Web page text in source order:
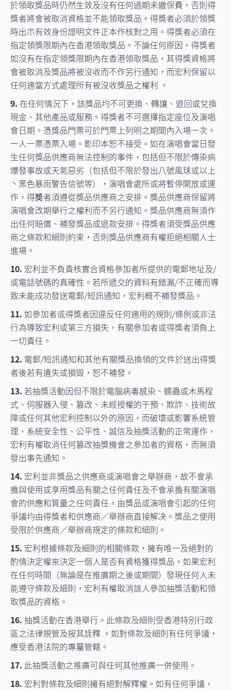
於領取獎品時仍然生效及沒有任何過期未繳保費，否則得
獎者將會被取消資格並不能領取獎品。得獎者必須於領獎
時出示有效身份證明文件正本作核對之用。得獎者必須在
指定領獎限期內在香港領取獎品。不論任何原因，得獎者
如沒有在指定領獎限期內在香港領取獎品，其得獎資格將
會被取消及獎品將被沒收而不作另行通知，而宏利保留以
任何適當方式處理所有被沒收獎品之權利 。
9. 在任何情況下，該獎品均不可更換、轉讓、退回或兌換
現金、其他產品或服務。得獎者不可選擇指定座位及演唱
會日期。憑獎品門票可於門票上列明之期間內入場一次。
一人一票憑票入場。影印本恕不接受。如在演唱會當日發
生任何獎品供應商無法控制的事件，包括但不限於傳染病
爆發事故或天氣惡劣（包括但不限於發出八號風球或以上
丶黑色暴雨警告信號等），演唱會處所或將暫停開放或運
作，得奬者須遵從獎品供應商之安排。獎品供應商保留將
演唱會改期舉行之權利而不另行通知。獎品供應商無須作
出任何賠償、補發獎品或退款安排。得獎者須受獎品供應
商之條款和細則約束，否則獎品供應商有權拒絕相關人士
進場。
10. 宏利並不負責核實合資格參加者所提供的電郵地址及/
或電話號碼的真確性。若所遞交的資料有錯漏/不正確而導
致未能成功發送電郵/短訊通知，宏利概不補發獎品。
11. 如參加者或得獎者因違反任何適用的規則/條例或非法
行為導致宏利或第三方損失，有關參加者或得獎者須負上
一切責任。
12. 電郵/短訊通知和其他有關獎品換領的文件於送出得獎
者後若有遺失或損毀，恕不補發。
13. 若抽獎活動因但不限於電腦病毒感染、蠕蟲或木馬程
式、伺服器入侵、篡改、未經授權的干預、欺詐、技術故
障或任何其他宏利控制以外的原因，而破壞或影響系統管
理、系統安全性、公平性、誠信及抽獎活動的正常運作，
宏利有權取消任何篡改抽獎機會之參加者的資格，而無須
發出事先通知。
14. 宏利並非獎品之供應商或演唱會之舉辦商，故不會承
擔與使用或享用獎品有關之任何責任及不會承擔有關演唱
會的供應和質量之任何責任。由獎品或演唱會引起的任何
爭議均由得獎者和供應商／舉辦商直接解决。獎品之使用
受限於供應商／舉辦商規定的條款和細則。
15. 宏利根據條款及細則的相關條款，擁有唯一及絕對的
酌情決定權來決定一個人是否有資格獲得獎品。如果宏利
在任何時間（無論是在推廣期之後或期間）發現任何人未
能遵守條款及細則，宏利有權取消該人參加抽獎活動和領
取獎品的資格。
16. 抽獎活動在香港舉行。此條款及細則受香港特別行政
區之法律規管及按其詮釋 。如對條款及細則有任何爭議，
應受香港法院的專屬管轄。
17. 此抽獎活動之推廣可與任何其他推廣一併使用。
18. 宏利對條款及細則擁有絕對解釋權。如有任何爭議，